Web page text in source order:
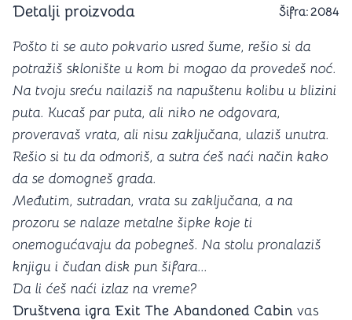
Detalji proizvoda Šifra:2084
Pošto ti se auto pokvario usred šume, rešio si da
potražiš sklonište u kom bi mogao da provedeš noć.
Na tvoju sreću nailaziš na napuštenu kolibu u blizini
puta. Kucaš par puta, ali niko ne odgovara,
proveravaš vrata, ali nisu zaključana, ulaziš unutra.
Rešio si tu da odmoriš, a sutra ćeš naći način kako
da se domogneš grada.
Međutim, sutradan, vrata su zaključana, a na
prozoru se nalaze metalne šipke koje ti
onemogućavaju da pobegneš. Na stolu pronalaziš
knjigu i čudan disk pun šifara...
Da li ćeš naći izlaz na vreme?
Društvena igra Exit The Abandoned Cabin vas